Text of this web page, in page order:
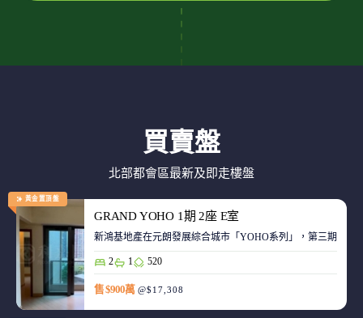
買賣盤
北部都會區最新及即走樓盤
黃金置頂盤
GRAND YOHO 1期 2座 E室
2 1 520
售 $900萬 @$17,308